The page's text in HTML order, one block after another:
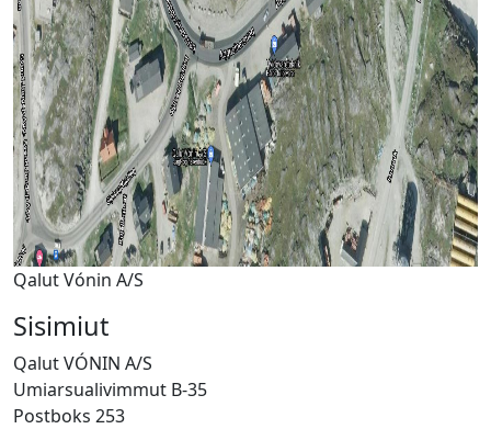
Qalut Vónin A/S
Sisimiut
Qalut VÓNIN A/S
Umiarsualivimmut B-35
Postboks 253